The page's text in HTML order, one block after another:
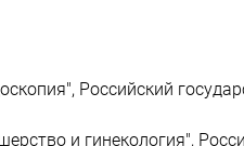
Российский
и гинекология",